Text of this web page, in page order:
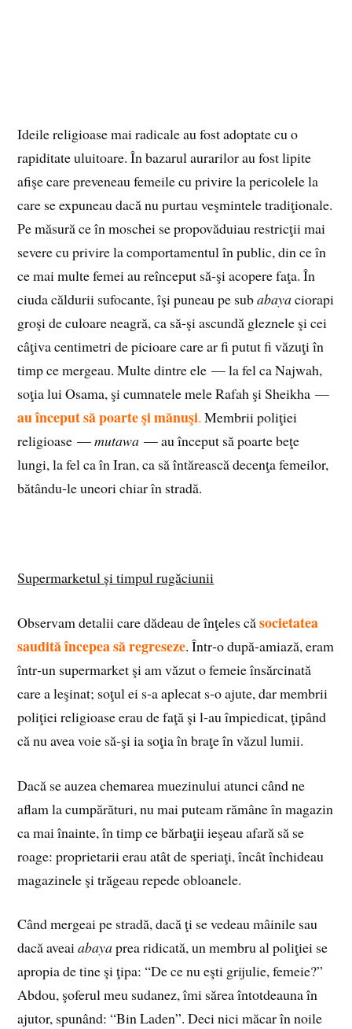
Ideile religioase mai radicale au fost adoptate cu o
rapiditate uluitoare. În bazarul aurarilor au fost lipite
afişe care preveneau femeile cu privire la pericolele la
care se expuneau dacă nu purtau veşmintele tradiţionale.
Pe măsură ce în moschei se propovăduiau restricţii mai
severe cu privire la comportamentul în public, din ce în
ce mai multe femei au reînceput să‑şi acopere faţa. În
ciuda căldurii sufocante, îşi puneau pe subabayaciorapi
groşi de culoare neagră, ca să‑şi ascundă gleznele şi cei
câţiva centimetri de picioare care ar fi putut fi văzuţi în
timp ce mergeau. Multe dintre ele — la fel ca Najwah,
soţia lui Osama, şi cumnatele mele Rafah şi Sheikha —
au început să poarte şi mănuşi. Membrii poliţiei
religioase —mutawa — au început să poarte beţe
lungi, la fel ca în Iran, ca să întărească decenţa femeilor,
bătându‑le uneori chiar în stradă.
Supermarketul și timpul rugăciunii
Observam detalii care dădeau de înţeles căsocietatea
saudită începea să regreseze. Într‑o după‑amiază, eram
într‑un supermarket şi am văzut o femeie însărcinată
care a leşinat; soţul ei s‑a aplecat s‑o ajute, dar membrii
poliţiei religioase erau de faţă şi l‑au împiedicat, ţipând
că nu avea voie să‑şi ia soţia în braţe în văzul lumii.
Dacă se auzea chemarea muezinului atunci când ne
aflam la cumpărături, nu mai puteam rămâne în magazin
ca mai înainte, în timp ce bărbaţii ieşeau afară să se
roage: proprietarii erau atât de speriaţi, încât închideau
magazinele şi trăgeau repede obloanele.
Când mergeai pe stradă, dacă ţi se vedeau mâinile sau
dacă aveaiabayaprea ridicată, un membru al poliţiei se
apropia de tine şi ţipa: “De ce nu eşti grijulie, femeie?”
Abdou, şoferul meu sudanez, îmi sărea întotdeauna în
ajutor, spunând: “Bin Laden”. Deci nici măcar în noile